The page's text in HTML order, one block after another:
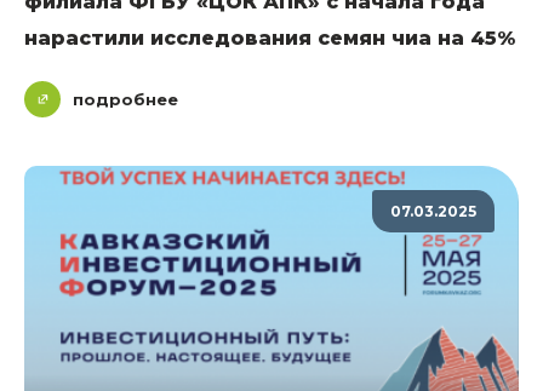
нарастили исследования семян чиа на 45%
подробнее
07.03.2025